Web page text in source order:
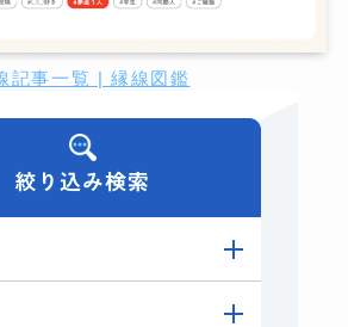
記事一覧 | 縁線図鑑